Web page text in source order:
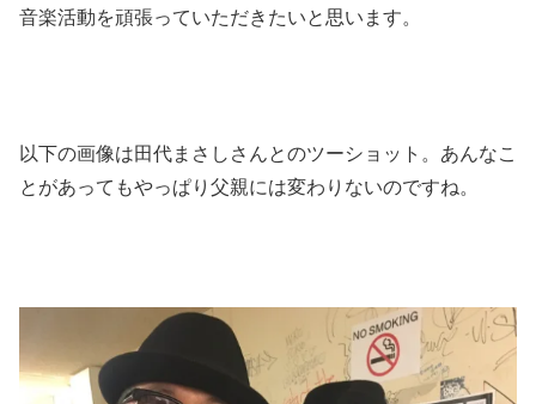
音楽活動を頑張っていただきたいと思います。
以下の画像は田代まさしさんとのツーショット。あんなこ
とがあってもやっぱり父親には変わりないのですね。